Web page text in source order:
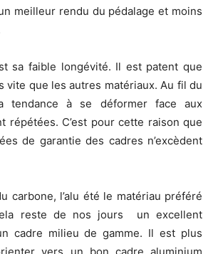
meilleur rendu du pédalage et moins
sa faible longévité. Il est patent que
vite que les autres matériaux. Au fil du
tendance à se déformer face aux
répétées. C’est pour cette raison que
de garantie des cadres n’excèdent
carbone, l’alu été le matériau préféré
reste de nos jours un excellent
cadre milieu de gamme. Il est plus